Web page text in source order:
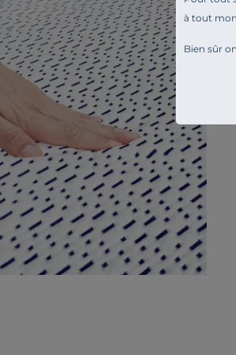
à tout
Bien sûr